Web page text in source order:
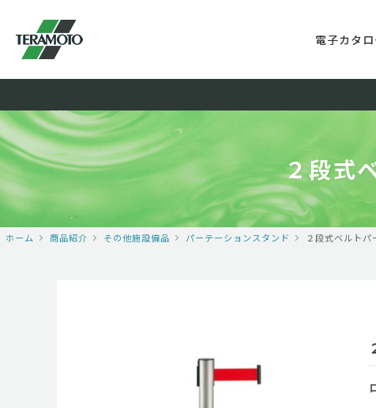
電子カタ
２段式
ホーム 商品紹介 その他施設備品 パーテーションスタンド ２段式ベルト